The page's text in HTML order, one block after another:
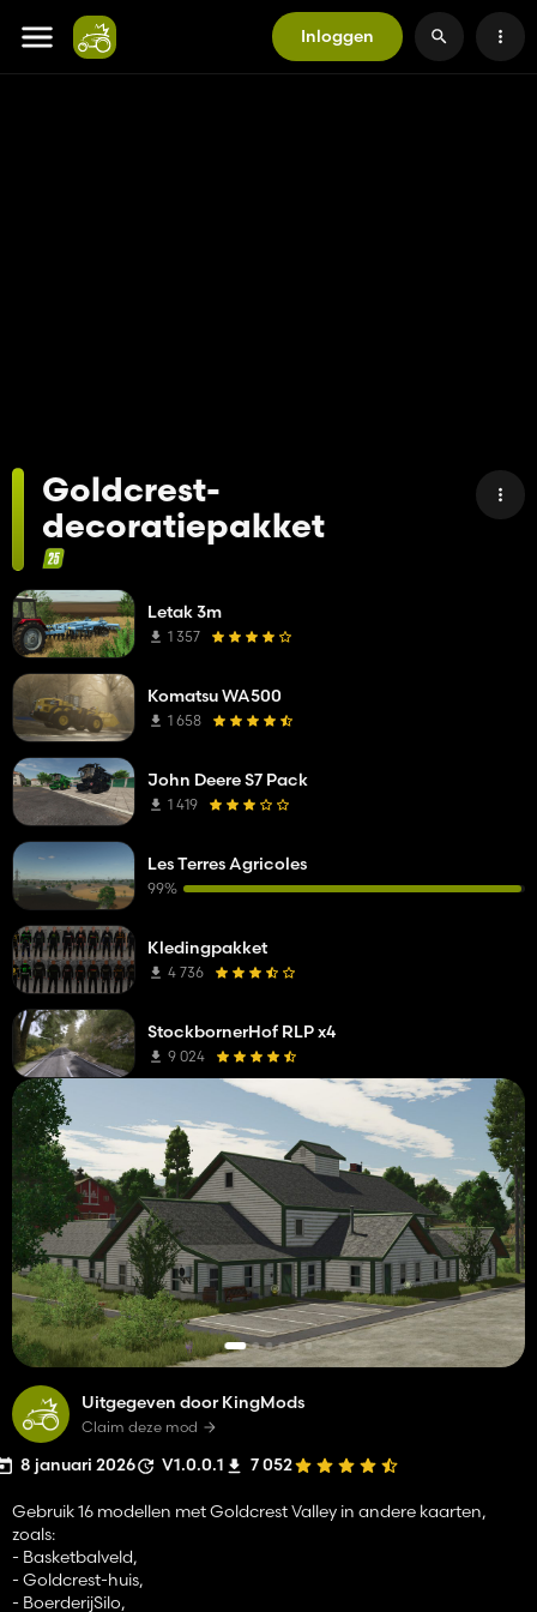
Inloggen
Goldcrest-
decoratiepakket
Uitgegeven door KingMods
Claim deze mod
8 januari 2026 V1.0.0.1 7 052
Gebruik 16 modellen met Goldcrest Valley in andere kaarten,
zoals:
- Basketbalveld,
- Goldcrest-huis,
- BoerderijSilo,
Letak 3m
1 357
Komatsu WA500
1 658
John Deere S7 Pack
1 419
Les Terres Agricoles
99%
Kledingpakket
4 736
StockbornerHof RLP x4
9 024